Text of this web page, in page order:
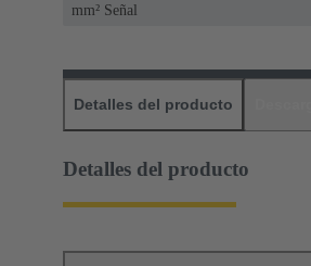
mm² Señal
Detalles del producto
Detalles del producto